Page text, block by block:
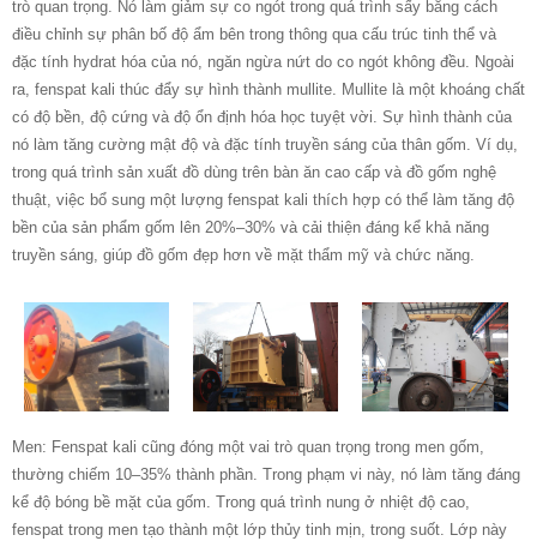
trò quan trọng. Nó làm giảm sự co ngót trong quá trình sấy bằng cách
điều chỉnh sự phân bố độ ẩm bên trong thông qua cấu trúc tinh thể và
đặc tính hydrat hóa của nó, ngăn ngừa nứt do co ngót không đều. Ngoài
ra, fenspat kali thúc đẩy sự hình thành mullite. Mullite là một khoáng chất
có độ bền, độ cứng và độ ổn định hóa học tuyệt vời. Sự hình thành của
nó làm tăng cường mật độ và đặc tính truyền sáng của thân gốm. Ví dụ,
trong quá trình sản xuất đồ dùng trên bàn ăn cao cấp và đồ gốm nghệ
thuật, việc bổ sung một lượng fenspat kali thích hợp có thể làm tăng độ
bền của sản phẩm gốm lên 20%–30% và cải thiện đáng kể khả năng
truyền sáng, giúp đồ gốm đẹp hơn về mặt thẩm mỹ và chức năng.
Men: Fenspat kali cũng đóng một vai trò quan trọng trong men gốm,
thường chiếm 10–35% thành phần. Trong phạm vi này, nó làm tăng đáng
kể độ bóng bề mặt của gốm. Trong quá trình nung ở nhiệt độ cao,
fenspat trong men tạo thành một lớp thủy tinh mịn, trong suốt. Lớp này